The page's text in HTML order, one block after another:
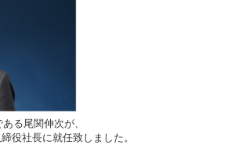
る尾関伸次が、
役社長に就任致しました。